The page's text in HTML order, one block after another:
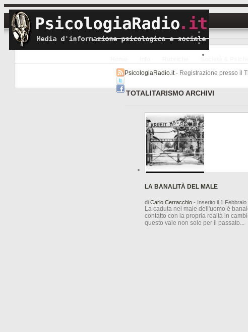
TOTALITARISMO ARCHIVI
LA BANALITÀ DEL MALE
di Carlo Cerracchio - Inserito il 1 Febbraio
La caduta nel male dell'uomo è
contatto con la propria realtà in
questo vale non solo per il passato...
PsicologiaRadio.it- Registrazione presso il